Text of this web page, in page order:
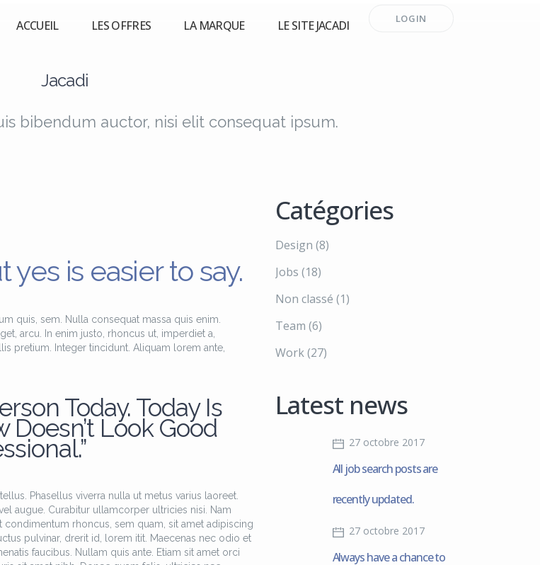
ACCUEIL LES OFFRES LA MARQUE LE SITE JACADI LOGIN
Jacadi
bibendum auctor, nisi elit consequat ipsum.
is easier to say.
quis, sem. Nulla consequat massa quis enim.
arcu. In enim justo, rhoncus ut, imperdiet a,
pretium. Integer tincidunt. Aliquam lorem ante,
Today. Today Is
Doesn’t Look Good
Phasellus viverra nulla ut metus varius laoreet.
augue. Curabitur ullamcorper ultricies nisi. Nam
rhoncus, sem quam, sit amet adipiscing
pulvinar, drerit id, lorem itit. Maecenas nec odio et
faucibus. Nullam quis ante. Etiam sit amet orci
Catégories
Design (8)
Jobs (18)
Non classé (1)
Team (6)
Work(27)
Latest news
27 octobre 2017
All job search posts are
recently updated.
27 octobre 2017
Always have a chance to